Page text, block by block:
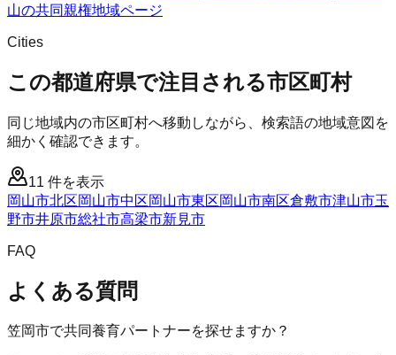
山の共同親権地域ページ
Cities
この都道府県で注目される市区町村
同じ地域内の市区町村へ移動しながら、検索語の地域意図を
細かく確認できます。
11 件を表示
岡山市北区岡山市中区岡山市東区岡山市南区倉敷市津山市玉
野市井原市総社市高梁市新見市
FAQ
よくある質問
笠岡市で共同養育パートナーを探せますか？